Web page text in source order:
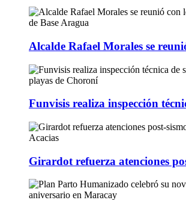
Alcalde Rafael Morales se
Funvisis realiza inspección
Girardot refuerza atenciones